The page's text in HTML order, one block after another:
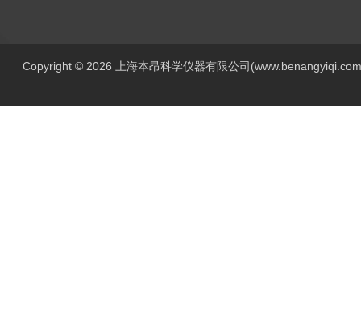
Copyright © 2026 上海本昂科学仪器有限公司